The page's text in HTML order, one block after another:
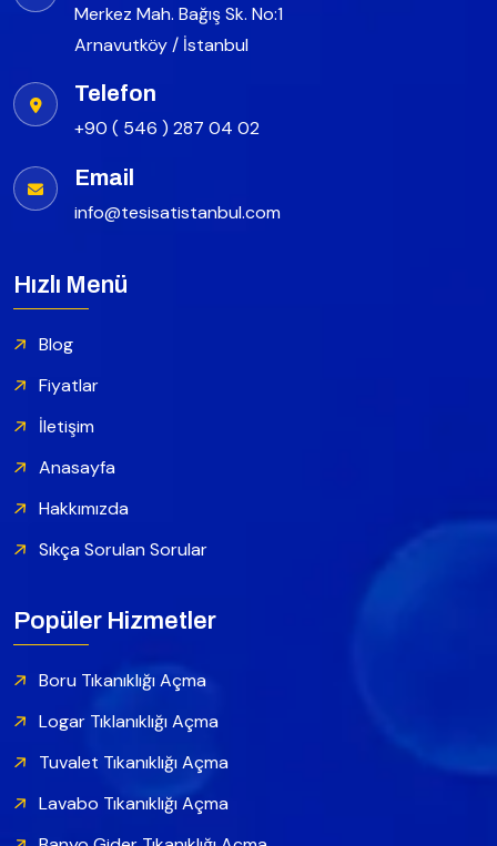
Merkez Mah. Bağış Sk. No:1
Arnavutköy / İstanbul
Telefon
+90 ( 546 ) 287 04 02
Email
info@tesisatistanbul.com
Hızlı Menü
Blog
Fiyatlar
İletişim
Anasayfa
Hakkımızda
Sıkça Sorulan Sorular
Popüler Hizmetler
Boru Tıkanıklığı Açma
Logar Tıklanıklığı Açma
Tuvalet Tıkanıklığı Açma
Lavabo Tıkanıklığı Açma